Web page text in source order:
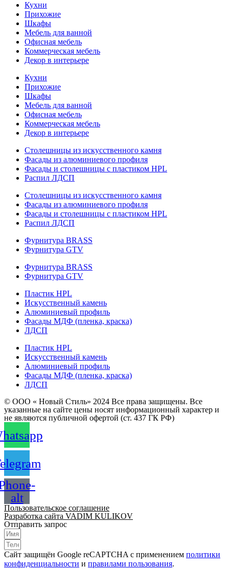
Кухни
Прихожие
Шкафы
Мебель для ванной
Офисная мебель
Коммерческая мебель
Декор в интерьере
Кухни
Прихожие
Шкафы
Мебель для ванной
Офисная мебель
Коммерческая мебель
Декор в интерьере
Столешницы из искусственного камня
Фасады из алюминиевого профиля
Фасады и столешницы с пластиком HPL
Распил ЛДСП
Столешницы из искусственного камня
Фасады из алюминиевого профиля
Фасады и столешницы с пластиком HPL
Распил ЛДСП
Фурнитура BRASS
Фурнитура GTV
Фурнитура BRASS
Фурнитура GTV
Пластик HPL
Искусственный камень
Алюминиевый профиль
Фасады МДФ (пленка, краска)
ЛДСП
Пластик HPL
Искусственный камень
Алюминиевый профиль
Фасады МДФ (пленка, краска)
ЛДСП
© ООО « Новый Стиль» 2024 Все права защищены. Все
указанные на сайте цены носят информационный характер и
не являются публичной офертой (ст. 437 ГК РФ)
alt
Пользовательское соглашение
Разработка сайта VADIM KULIKOV
Отправить запрос
Сайт защищён Google reCAPTCHA с применением политики
конфиденциальности и правилами пользования.